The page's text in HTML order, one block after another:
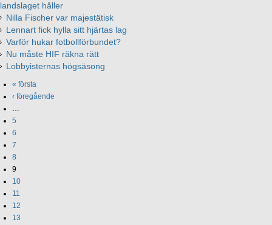
landslaget håller
Nilla Fischer var majestätisk
Lennart fick hylla sitt hjärtas lag
Varför hukar fotbollförbundet?
Nu måste HIF räkna rätt
Lobbyisternas högsäsong
« första
‹ föregående
…
5
6
7
8
9
10
11
12
13